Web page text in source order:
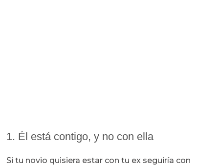
1. Él está contigo, y no con ella
Si tu novio quisiera estar con tu ex seguiría con